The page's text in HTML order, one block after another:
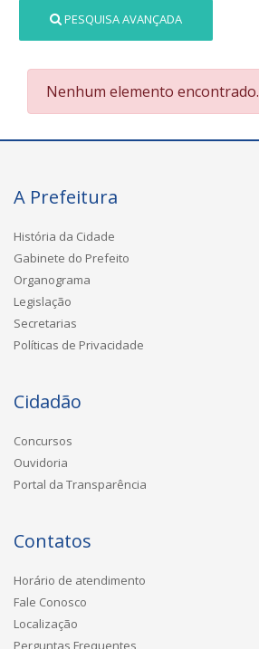
PESQUISA AVANÇADA
Nenhum elemento encontrado.
A Prefeitura
História da Cidade
Gabinete do Prefeito
Organograma
Legislação
Secretarias
Políticas de Privacidade
Cidadão
Concursos
Ouvidoria
Portal da Transparência
Contatos
Horário de atendimento
Fale Conosco
Localização
Perguntas Frequentes